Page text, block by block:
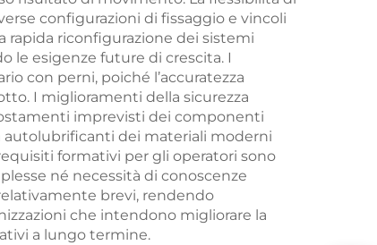
configurazioni di fissaggio e vincoli
rapida riconfigurazione dei sistemi
le esigenze future di crescita. I
con perni, poiché l’accuratezza
I miglioramenti della sicurezza
imprevisti dei componenti
autolubrificanti dei materiali moderni
formativi per gli operatori sono
né necessità di conoscenze
brevi, rendendo
che intendono migliorare la
a lungo termine.